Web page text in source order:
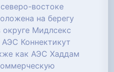
востоке
на берегу
округе Мидлсекс
АЭС Коннектикут
как АЭС Хаддам